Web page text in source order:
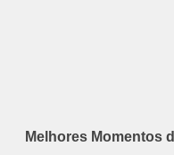
Melhores Momentos